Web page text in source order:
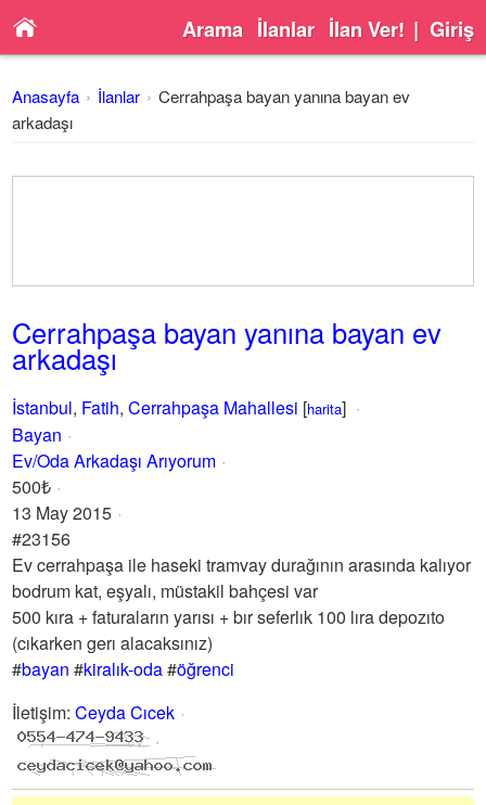
Arama İlanlar İlan Ver! | Giriş
Anasayfa İlanlar
Cerrahpaşa bayan yanına bayan ev
arkadaşı
Cerrahpaşa bayan yanına bayan ev
arkadaşı
İstanbul, Fatih,Cerrahpaşa Mahallesi [harita]
Bayan
Ev/Oda Arkadaşı Arıyorum
500₺
13 May 2015
#23156
Ev cerrahpaşa ile haseki tramvay durağının arasında kalıyor
bodrum kat, eşyalı, müstakil bahçesi var
500 kıra + faturaların yarısı + bır seferlık 100 lıra depozıto
(cıkarken gerı alacaksınız)
#bayan #kiralık-oda#öğrenci
İletişim:Ceyda Cıcek